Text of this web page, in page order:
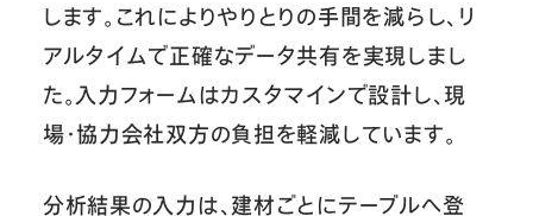
します。これによりやりとりの手間を減らし、リ
アルタイムで正確なデータ共有を実現しまし
た。入力フォームはカスタマインで設計し、現
場・協力会社双方の負担を軽減しています。
分析結果の入力は、建材ごとにテーブルへ登